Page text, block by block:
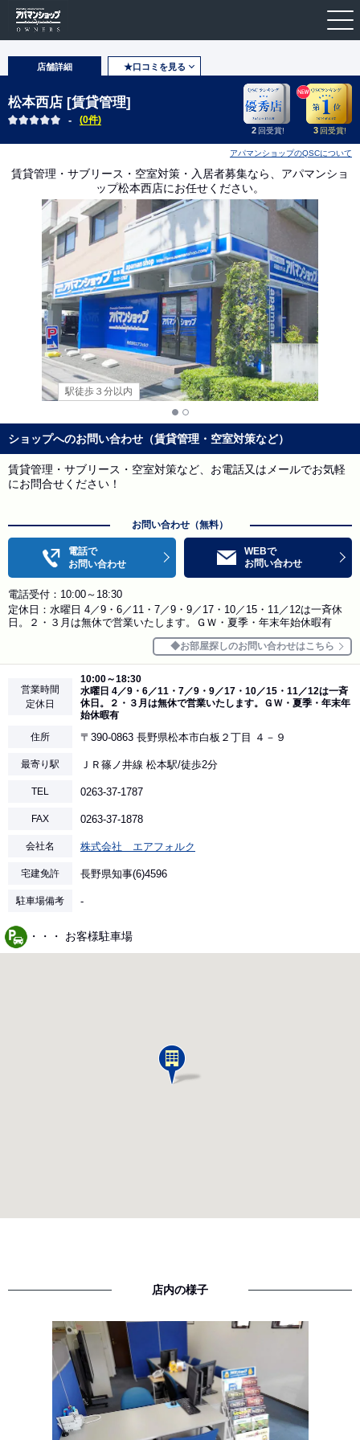
店舗詳細 ★口コミを見る
松本西店 [賃貸管理]
- (0件)
2 回受賞! 3 回受賞!
アパマンショップのQSCについて
賃貸管理・サブリース・空室対策・入居者募集なら、アパマンショ
ップ松本西店にお任せください。
駅徒歩３分以内
ショップへのお問い合わせ（賃貸管理・空室対策など）
賃貸管理・サブリース・空室対策など、お電話又はメールでお気軽
にお問合せください！
お問い合わせ（無料）
電話で
お問い合わせ
WEBで
お問い合わせ
電話受付：10:00～18:30
定休日：水曜日 4／9・6／11・7／9・9／17・10／15・11／12は一斉休
日。２・３月は無休で営業いたします。ＧＷ・夏季・年末年始休暇有
お部屋探しのお問い合わせはこちら
営業時間
定休日
10:00～18:30
水曜日 4／9・6／11・7／9・9／17・10／15・11／12は一斉
休日。２・３月は無休で営業いたします。ＧＷ・夏季・年末年
始休暇有
住所
〒390-0863 長野県松本市白板２丁目 ４－９
最寄り駅 ＪＲ篠ノ井線 松本駅/徒歩2分
TEL 0263-37-1787
FAX 0263-37-1878
会社名 株式会社 エアフォルク
宅建免許 長野県知事(6)4596
駐車場備考 -
・・・ お客様駐車場
店内の様子